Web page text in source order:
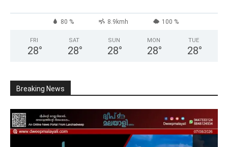
80 % 8.9kmh 100 %
FRI
28°
SAT
28°
SUN
28°
MON
28°
TUE
28°
Breaking News